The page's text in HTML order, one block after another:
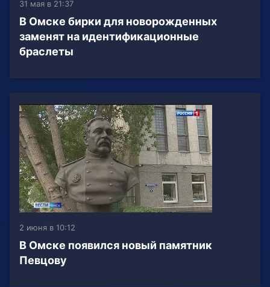
31 мая в 21:37
В Омске бирки для новорожденных
заменят на идентификационные
браслеты
2 июня в 10:12
В Омске появился новый памятник
Певцову